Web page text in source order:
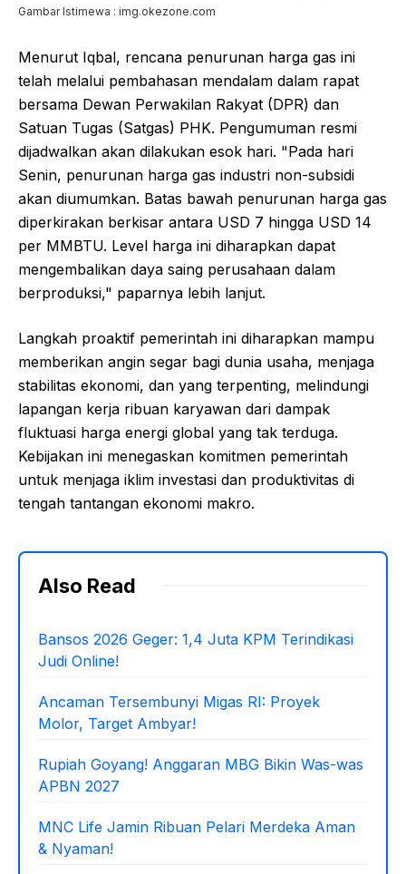
Gambar Istimewa : img.okezone.com
Menurut Iqbal, rencana penurunan harga gas ini
telah melalui pembahasan mendalam dalam rapat
bersama Dewan Perwakilan Rakyat (DPR) dan
Satuan Tugas (Satgas) PHK. Pengumuman resmi
dijadwalkan akan dilakukan esok hari. "Pada hari
Senin, penurunan harga gas industri non-subsidi
akan diumumkan. Batas bawah penurunan harga gas
diperkirakan berkisar antara USD 7 hingga USD 14
per MMBTU. Level harga ini diharapkan dapat
mengembalikan daya saing perusahaan dalam
berproduksi," paparnya lebih lanjut.
Langkah proaktif pemerintah ini diharapkan mampu
memberikan angin segar bagi dunia usaha, menjaga
stabilitas ekonomi, dan yang terpenting, melindungi
lapangan kerja ribuan karyawan dari dampak
fluktuasi harga energi global yang tak terduga.
Kebijakan ini menegaskan komitmen pemerintah
untuk menjaga iklim investasi dan produktivitas di
tengah tantangan ekonomi makro.
Also Read
Bansos 2026 Geger: 1,4 Juta KPM Terindikasi
Judi Online!
Ancaman Tersembunyi Migas RI: Proyek
Molor, Target Ambyar!
Rupiah Goyang! Anggaran MBG Bikin Was-was
APBN 2027
MNC Life Jamin Ribuan Pelari Merdeka Aman
& Nyaman!